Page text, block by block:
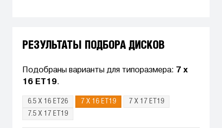
РЕЗУЛЬТАТЫ ПОДБОРА ДИСКОВ
Подобраны варианты для типоразмера: 7 x
16 ET19.
6.5 X 16 ET26 7 X 16 ET19
7 X 17 ET19
7.5 X 17 ET19